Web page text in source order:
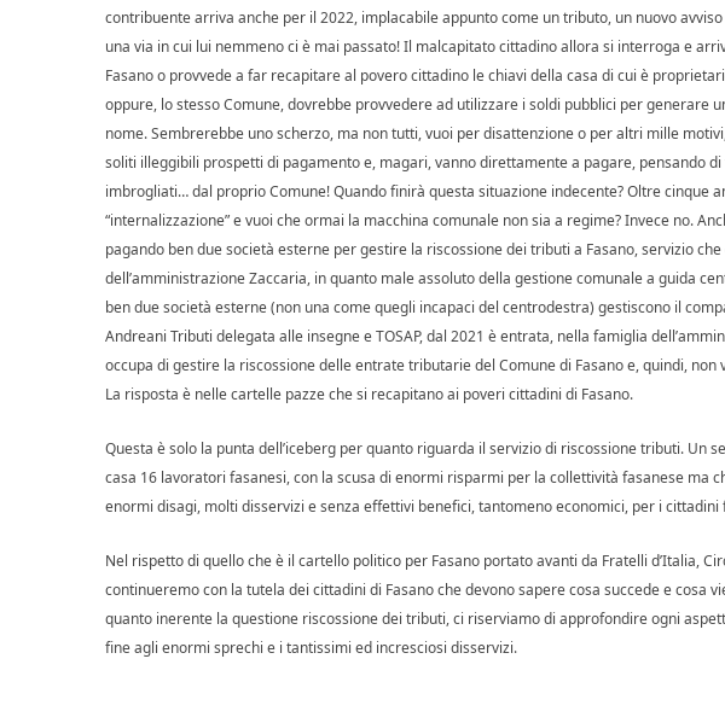
contribuente arriva anche per il 2022, implacabile appunto come un tributo, un nuovo
una via in cui lui nemmeno ci è mai passato! Il malcapitato cittadino allora si interroga e
Fasano o provvede a far recapitare al povero cittadino le chiavi della casa di cui è
oppure, lo stesso Comune, dovrebbe provvedere ad utilizzare i soldi pubblici per generare
nome. Sembrerebbe uno scherzo, ma non tutti, vuoi per disattenzione o per altri mille
soliti illeggibili prospetti di pagamento e, magari, vanno direttamente a pagare, pensando
imbrogliati… dal proprio Comune! Quando finirà questa situazione indecente? Oltre cinque
“internalizzazione” e vuoi che ormai la macchina comunale non sia a regime? Invece no.
pagando ben due società esterne per gestire la riscossione dei tributi a Fasano, servizio
dell’amministrazione Zaccaria, in quanto male assoluto della gestione comunale a guida
ben due società esterne (non una come quegli incapaci del centrodestra) gestiscono il
Andreani Tributi delegata alle insegne e TOSAP, dal 2021 è entrata, nella famiglia
occupa di gestire la riscossione delle entrate tributarie del Comune di Fasano e, quindi,
La risposta è nelle cartelle pazze che si recapitano ai poveri cittadini di Fasano.
Questa è solo la punta dell’iceberg per quanto riguarda il servizio di riscossione tributi. Un
casa 16 lavoratori fasanesi, con la scusa di enormi risparmi per la collettività fasanese ma
enormi disagi, molti disservizi e senza effettivi benefici, tantomeno economici, per i cittadini
Nel rispetto di quello che è il cartello politico per Fasano portato avanti da Fratelli d’Italia,
continueremo con la tutela dei cittadini di Fasano che devono sapere cosa succede e cosa
quanto inerente la questione riscossione dei tributi, ci riserviamo di approfondire ogni
fine agli enormi sprechi e i tantissimi ed incresciosi disservizi.